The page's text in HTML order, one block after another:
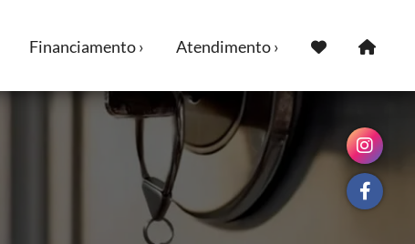
Financiamento › Atendimento ›